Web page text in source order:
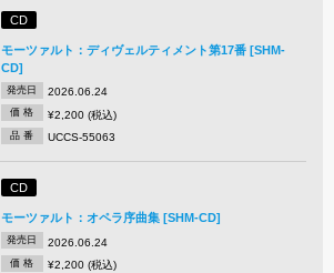
CD
モーツァルト：ディヴェルティメント第17番 [SHM-
CD]
発売日 2026.06.24
価 格 ¥2,200 (税込)
品 番 UCCS-55063
CD
モーツァルト：オペラ序曲集 [SHM-CD]
発売日 2026.06.24
価 格 ¥2,200 (税込)